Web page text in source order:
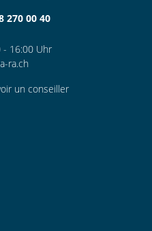
270 00 40
- 16:00 Uhr
ra.ch
un conseiller